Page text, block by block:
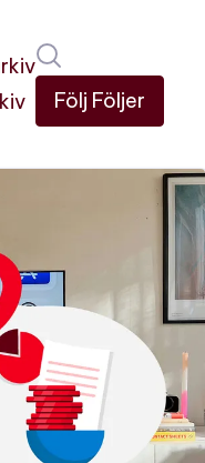
Följ Följer